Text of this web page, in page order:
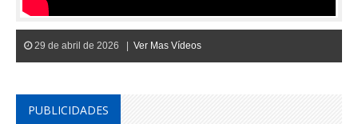
29 de abril de 2026 | Ver Mas Vídeos
PUBLICIDADES